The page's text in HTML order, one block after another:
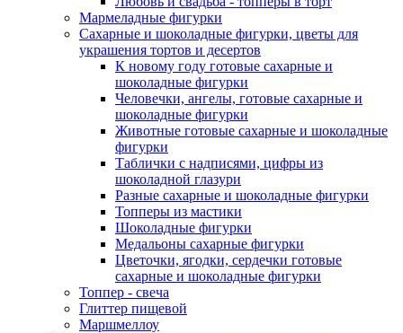
Мармеладные фигурки
Сахарные и шоколадные фигурки, цветы для
украшения тортов и десертов
К новому году готовые сахарные и
шоколадные фигурки
Человечки, ангелы, готовые сахарные и
шоколадные фигурки
Животные готовые сахарные и шоколадные
фигурки
Таблички с надписями, цифры из
шоколадной глазури
Разные сахарные и шоколадные фигурки
Топперы из мастики
Шоколадные фигурки
Медальоны сахарные фигурки
Цветочки, ягодки, сердечки готовые
сахарные и шоколадные фигурки
Топпер - свеча
Глиттер пищевой
Маршмеллоу